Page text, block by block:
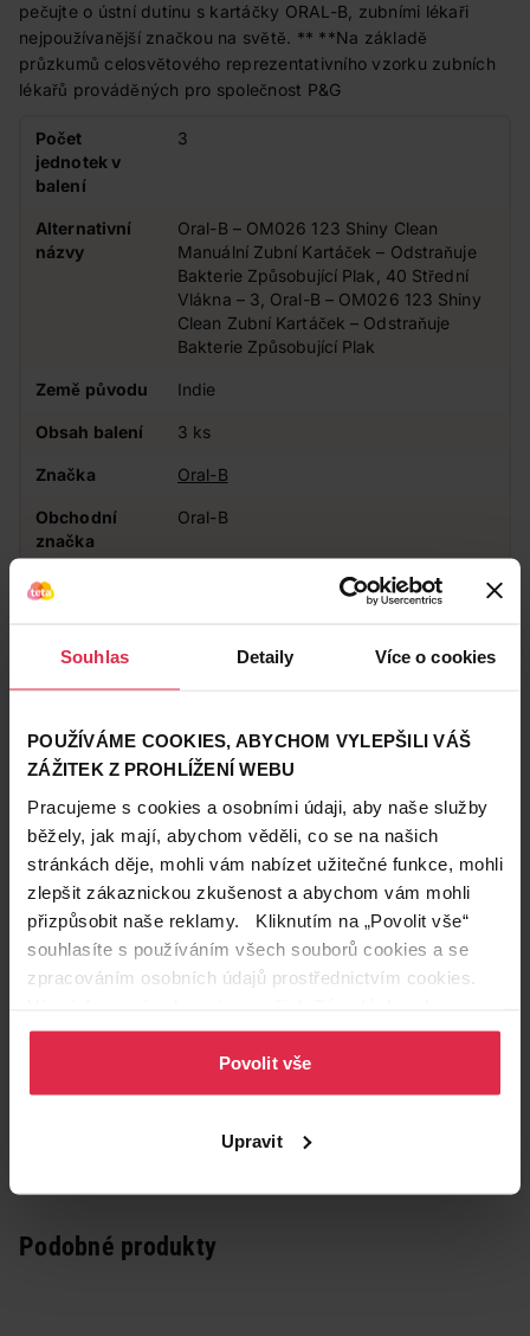
Souhlas Detaily Více o cookies
POUŽÍVÁME COOKIES, ABYCHOM VYLEPŠILI VÁŠ
ZÁŽITEK Z PROHLÍŽENÍ WEBU
Pracujeme s cookies a osobními údaji, aby naše služby
běžely, jak mají, abychom věděli, co se na našich
stránkách děje, mohli vám nabízet užitečné funkce, mohli
zlepšit zákaznickou zkušenost a abychom vám mohli
přizpůsobit naše reklamy. Kliknutím na „Povolit vše“
souhlasíte s používáním všech souborů cookies a se
zpracováním osobních údajů prostřednictvím cookies.
osobních údajů.
Povolit vše
Upravit
pečujte o ústní dutinu s kartáčky ORAL-B, zubními lékaři
nejpoužívanější značkou na světě. ** **Na základě
průzkumů celosvětového reprezentativního vzorku zubních
lékařů prováděných pro společnost P&G
Počet
jednotek v
balení
3
Alternativní
názvy
Oral-B – OM026 123 Shiny Clean
Manuální Zubní Kartáček – Odstraňuje
Bakterie Způsobující Plak, 40 Střední
Vlákna – 3, Oral-B – OM026 123 Shiny
Clean Zubní Kartáček – Odstraňuje
Bakterie Způsobující Plak
Země původu Indie
Obsah balení 3 ks
Značka Oral-B
Obchodní
značka
Oral-B
Podznačka
Vhodné pro Pro dospělé
Podobné produkty